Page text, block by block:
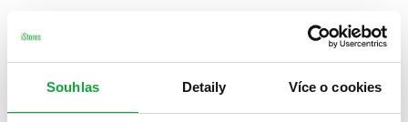
Souhlas Detaily Více o cookies